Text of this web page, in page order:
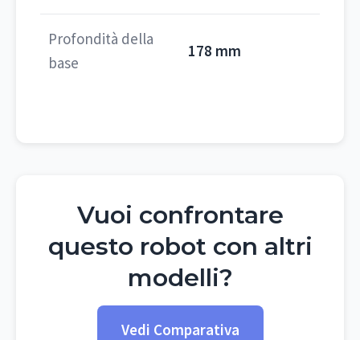
Profondità della
base
178 mm
Vuoi confrontare
questo robot con altri
modelli?
Vedi Comparativa